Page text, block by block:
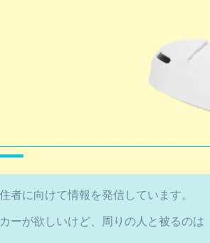
者に向けて情報を発信しています。
ーが欲しいけど、周りの人と被るのは